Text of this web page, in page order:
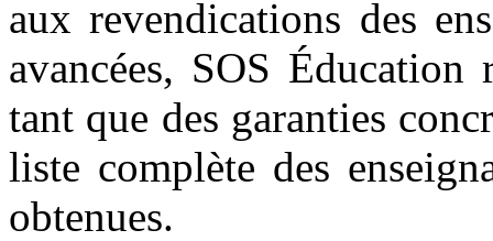
aux revendications des
avancées, SOS
tant que des garanties
liste complète des
obtenues.